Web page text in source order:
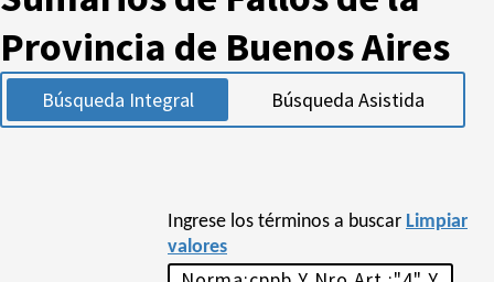
Provincia de Buenos Aires
Búsqueda Integral Búsqueda Asistida
Ingrese los términos a buscar Limpiar
valores